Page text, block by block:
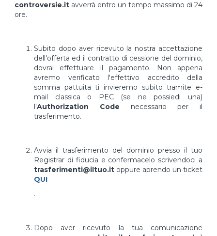
controversie.it avverrà entro un tempo massimo di 24
ore.
Subito dopo aver ricevuto la nostra accettazione
dell'offerta ed il contratto di cessione del dominio,
dovrai effettuare il pagamento. Non appena
avremo verificato l'effettivo accredito della
somma pattuita ti invieremo subito tramite e-
mail classica o PEC (se ne possiedi una)
l'Authorization Code necessario per il
trasferimento.
Avvia il trasferimento del dominio presso il tuo
Registrar di fiducia e confermacelo scrivendoci a
trasferimenti@iltuo.it oppure aprendo un ticket
QUI
.
Dopo aver ricevuto la tua comunicazione